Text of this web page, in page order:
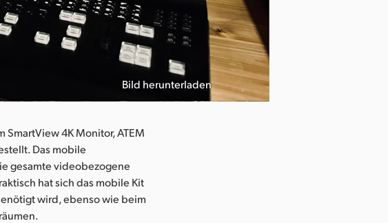
Bild herunterladen
4K Monitor, ATEM
Das mobile
gesamte videobezogene
hat sich das mobile Kit
wird, ebenso wie beim